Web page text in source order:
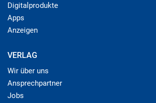
Digitalprodukte
Apps
Anzeigen
VERLAG
Wir über uns
Ansprechpartner
Jobs